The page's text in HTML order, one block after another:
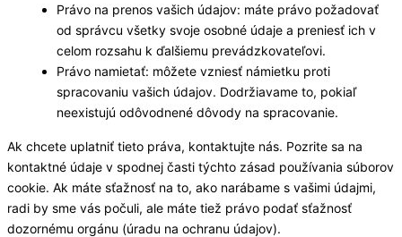
Právo na prenos vašich údajov: máte právo požadovať
od správcu všetky svoje osobné údaje a preniesť ich v
celom rozsahu k ďalšiemu prevádzkovateľovi.
Právo namietať: môžete vzniesť námietku proti
spracovaniu vašich údajov. Dodržiavame to, pokiaľ
neexistujú odôvodnené dôvody na spracovanie.
Ak chcete uplatniť tieto práva, kontaktujte nás. Pozrite sa na
kontaktné údaje v spodnej časti týchto zásad používania súborov
cookie. Ak máte sťažnosť na to, ako narábame s vašimi údajmi,
radi by sme vás počuli, ale máte tiež právo podať sťažnosť
dozornému orgánu (úradu na ochranu údajov).